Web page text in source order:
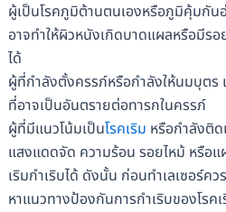
ผู้เป็นโรคภูมิต้านตนเองหรือภูมิคุ้มกันอ่
อาจทำให้ผิวหนังเกิดบาดแผลหรือมีรอ
ได้
ผู้ที่กำลังตั้งครรภ์หรือกำลังให้นมบุตร
ที่อาจเป็นอันตรายต่อทารกในครรภ์
ผู้ที่มีแนวโน้มเป็นโรคเริม หรือกำลังติด
แสงแดดจัด ความร้อน รอยไหม้ หรือแ
เริมกำเริบได้ ดังนั้น ก่อนทำเลเซอร์ค
หาแนวทางป้องกันการกำเริบของโรค